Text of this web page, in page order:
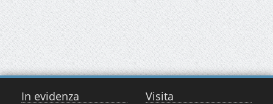
In evidenza Visita